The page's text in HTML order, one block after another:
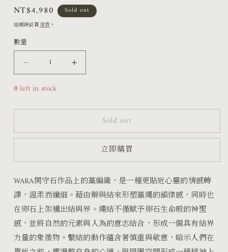
檔
1
定
價
NT$4,980 Sold out
結帳時計算運費。
數量
関
守
XIV
M
數
量
減
少
関
XIV
M
數
量
增
加
0left in stock
Sold out
立即購買
WARA関守石作品上的藁編織，是一種更貼近心靈的情感轉
譯，溫柔而纖細。藉由辮與結來形塑藁繩的韻律感，同時也
在卵石上架構出結與界。繩結不僅賦予卵石生命般的神聖
感，並將自然的元素與人為的意志結合，形成一個具有結界
力量的象徵物。繫結的動作蘊含著慎重與敬意，暗示人們在